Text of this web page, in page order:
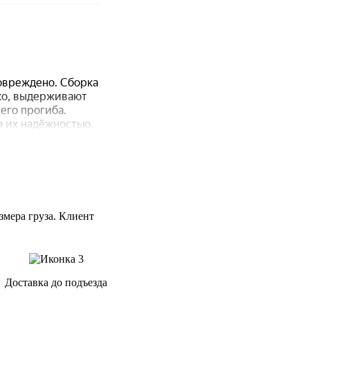
груза. Клиент
Доставка до подъезда